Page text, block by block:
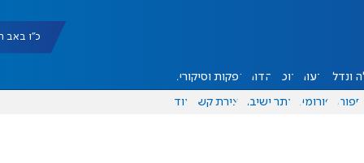
כ"ו באב
ונדל"ן דעות אוכל יהדות הפקות וסיקורים
ספורט פורומים אתר ישיבה יצירת קשר עוד